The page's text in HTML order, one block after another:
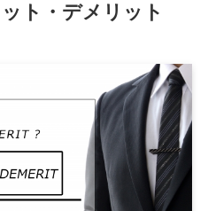
ト・デメリット